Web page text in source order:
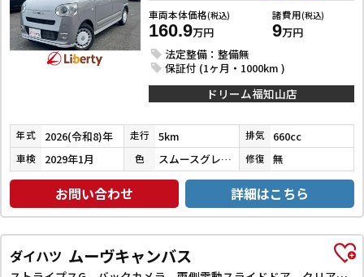
車両本体価格(税込)
160.9万円
諸費用(税込)
9万円
法定整備：整備無
保証付 (1ヶ月・1000km )
ドリーム福知山店
年式 2026(令和8)年 走行 5km 排気 660cc
車検 2029年1月 色 スムースグレーマイカメタリック／シャイニングホワイトパール 修復 無
お問い合わせ 詳細はこちら
ダイハツ ムーヴキャンバス